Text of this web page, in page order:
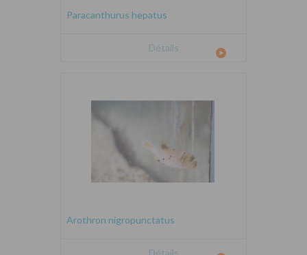
Paracanthurus hepatus
Détails
Arothron nigropunctatus
Détails